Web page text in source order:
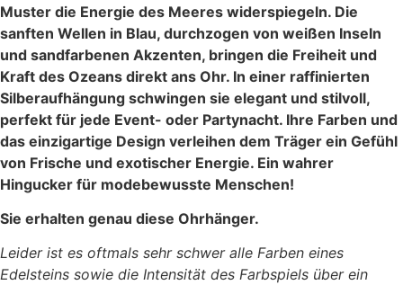
Muster die Energie des Meeres widerspiegeln. Die
sanften Wellen in Blau, durchzogen von weißen Inseln
und sandfarbenen Akzenten, bringen die Freiheit und
Kraft des Ozeans direkt ans Ohr. In einer raffinierten
Silberaufhängung schwingen sie elegant und stilvoll,
perfekt für jede Event- oder Partynacht. Ihre Farben und
das einzigartige Design verleihen dem Träger ein Gefühl
von Frische und exotischer Energie. Ein wahrer
Hingucker für modebewusste Menschen!
Sie erhalten genau diese Ohrhänger.
Leider ist es oftmals sehr schwer alle Farben eines
Edelsteins sowie die Intensität des Farbspiels über ein